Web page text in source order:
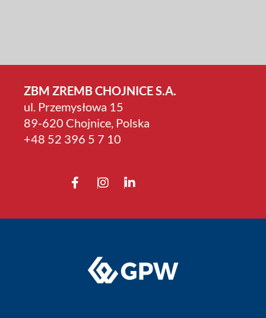
ZBM ZREMB CHOJNICE S.A.
ul. Przemysłowa 15
89-620 Chojnice, Polska
+4­8 52 396 5 7 10